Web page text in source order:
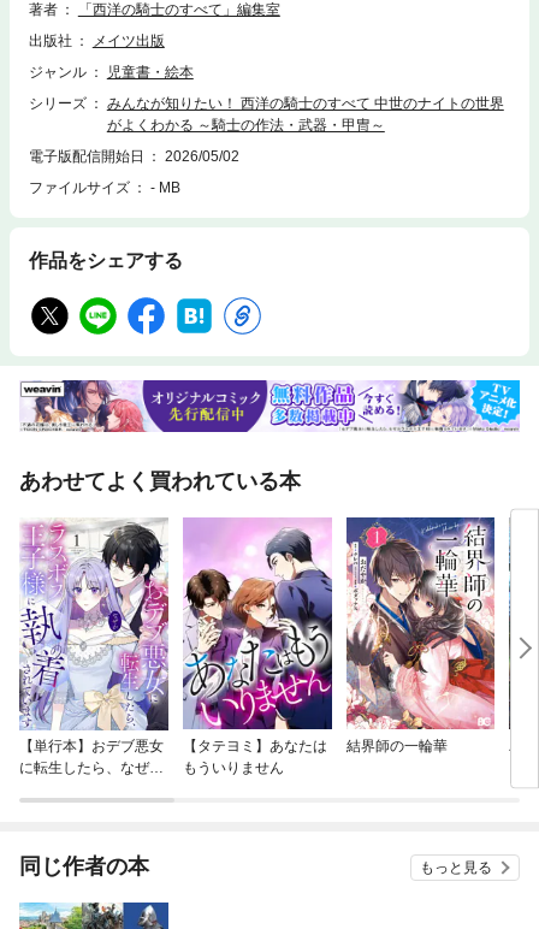
輝く甲冑に身を包み、馬にまたがって槍を構える勇敢な戦士…そんなカッ
コいいイメージではないでしょうか。今からおよそ500から1500年前のヨ
は、王や領主に仕え、名誉と忠誠を重んじながら戦場を駆け抜けました。
この本では、騎士がどのようにして生まれたのか、中世とはどんな時代だ
ったのか、そして騎士たちがどのように戦い、暮らしていたのかを、イラ
剣・槍・斧といった武器の数々、騎士たちが暮らした城や都市の様子な
ーロッパで活躍した騎士とは?＊ 騎士が活躍した中世とはどんな時代?
は何?＊ 騎士はどんな仕事や役割をしていたの?・・・など☆第2章 歴
史に見る騎士＊ 騎士の起源は？ ＊ 十字軍とは？ ＊ レコンキスタ
コート・オブ・プレート＊14世紀前半 バシネット＊14世紀後半 ハウン
スカル＊15世紀前半 プレートアーマー・・・など☆第4章 騎士の武器
とは?＊ 長剣・短剣＊ 鞘・ソードベルト＊ 長柄武器＊ 弓・弩＊
著者
「西洋の騎士のすべて」編集室
出版社
メイツ出版
ジャンル
児童書・絵本
シリーズ
みんなが知りたい！ 西洋の騎士のすべて 中世のナイトの世界
がよくわかる ～騎士の作法・武器・甲冑～
電子版配信開始日
2026/05/02
ファイルサイズ
- MB
作品をシェアする
あわせてよく買われている本
【単行本】おデブ悪女
に転生したら、なぜか
【タテヨミ】あなたは
もういりません
結界師の一輪華
バ
今
同じ作者の本 もっと見る